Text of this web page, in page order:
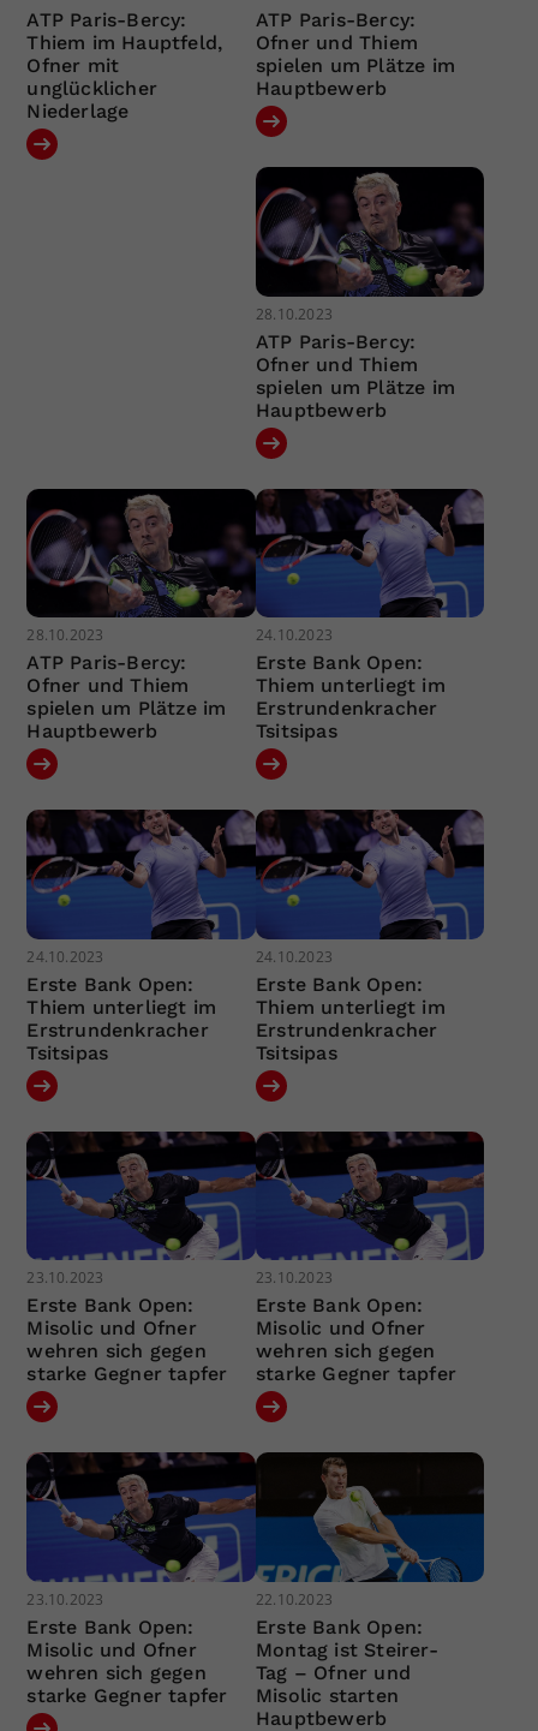
ATP Paris-Bercy:
Thiem im Hauptfeld,
Ofner mit
unglücklicher
Niederlage
ATP Paris-Bercy:
Ofner und Thiem
spielen um Plätze im
Hauptbewerb
28.10.2023
ATP Paris-Bercy:
Ofner und Thiem
spielen um Plätze im
Hauptbewerb
28.10.2023
ATP Paris-Bercy:
Ofner und Thiem
spielen um Plätze im
Hauptbewerb
24.10.2023
Erste Bank Open:
Thiem unterliegt im
Erstrundenkracher
Tsitsipas
24.10.2023
Erste Bank Open:
Thiem unterliegt im
Erstrundenkracher
Tsitsipas
24.10.2023
Erste Bank Open:
Thiem unterliegt im
Erstrundenkracher
Tsitsipas
23.10.2023
Erste Bank Open:
Misolic und Ofner
wehren sich gegen
starke Gegner tapfer
23.10.2023
Erste Bank Open:
Misolic und Ofner
wehren sich gegen
starke Gegner tapfer
23.10.2023
Erste Bank Open:
Misolic und Ofner
wehren sich gegen
starke Gegner tapfer
22.10.2023
Erste Bank Open:
Montag ist Steirer-
Tag – Ofner und
Misolic starten
Hauptbewerb